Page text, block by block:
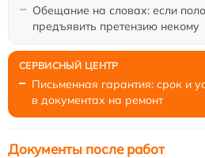
Обещание на словах: если
предъявить претензию некому
Письменная гарантия: срок и
в документах на ремонт
Документы после работ